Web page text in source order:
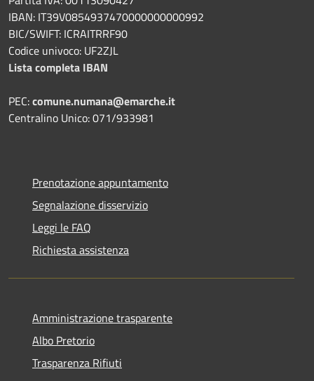
IBAN: IT39V0854937470000000000992
BIC/SWIFT: ICRAITRRF90
Codice univoco: UF2ZJL
Lista completa IBAN
PEC:comune.numana@emarche.it
Centralino Unico: 071/933981
Prenotazione appuntamento
Segnalazione disservizio
Leggi le FAQ
Richiesta assistenza
Amministrazione trasparente
Albo Pretorio
Trasparenza Rifiuti